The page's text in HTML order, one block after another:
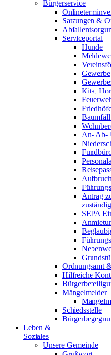
Bürgerservice
Satzungen &
Serviceportal
Hunde
Gewerbe
Kita,
Friedhöfe
An- Ab-
Antrag
SEPA
Ordnungsamt
Hilfreiche
Mängelmelder
Schiedsstelle
Leben &
Soziales
Unsere Gemeinde